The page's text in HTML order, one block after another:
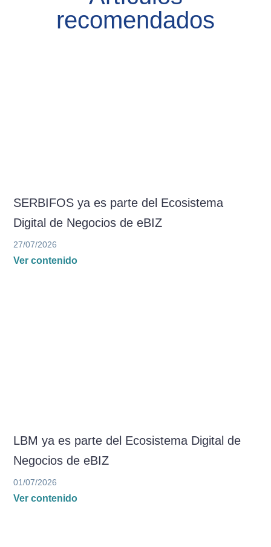
recomendados
SERBIFOS ya es parte del Ecosistema
Digital de Negocios de eBIZ
27/07/2026
Ver contenido
LBM ya es parte del Ecosistema Digital de
Negocios de eBIZ
01/07/2026
Ver contenido